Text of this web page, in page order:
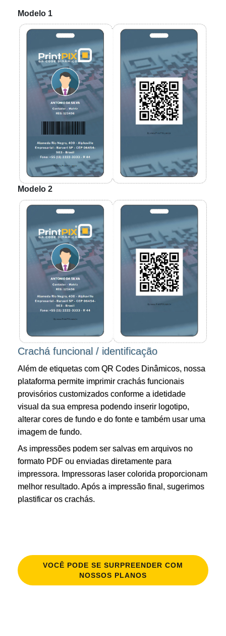
Modelo 1
Modelo 2
Crachá funcional / identificação
Além de etiquetas com QR Codes Dinâmicos, nossa
plataforma permite imprimir crachás funcionais
provisórios customizados conforme a idetidade
visual da sua empresa podendo inserir logotipo,
alterar cores de fundo e do fonte e também usar uma
imagem de fundo.
As impressões podem ser salvas em arquivos no
formato PDF ou enviadas diretamente para
impressora. Impressoras laser colorida proporcionam
melhor resultado. Após a impressão final, sugerimos
plastificar os crachás.
VOCÊ PODE SE SURPREENDER COM
NOSSOS PLANOS